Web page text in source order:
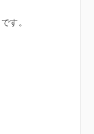
す。